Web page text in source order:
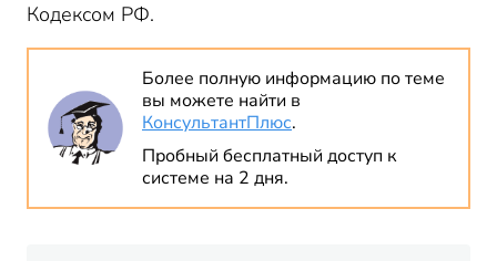
Кодексом РФ.
Более полную информацию по теме
вы можете найти в
КонсультантПлюс.
Пробный бесплатный доступ к
системе на 2 дня.